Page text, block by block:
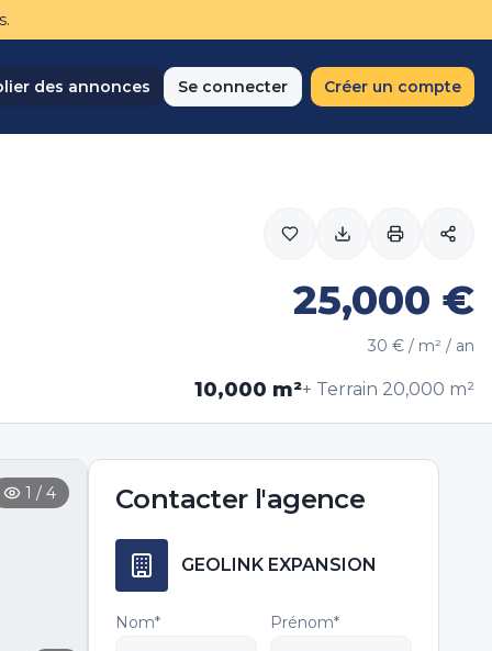
des annonces Se connecter Créer un compte
25,000 €
30 € / m² / an
10,000 m²+ Terrain 20,000 m²
1 / 4 Contacter l'agence
GEOLINK EXPANSION
Nom* Prénom*